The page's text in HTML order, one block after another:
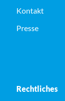
Kontakt
Presse
Rechtliches